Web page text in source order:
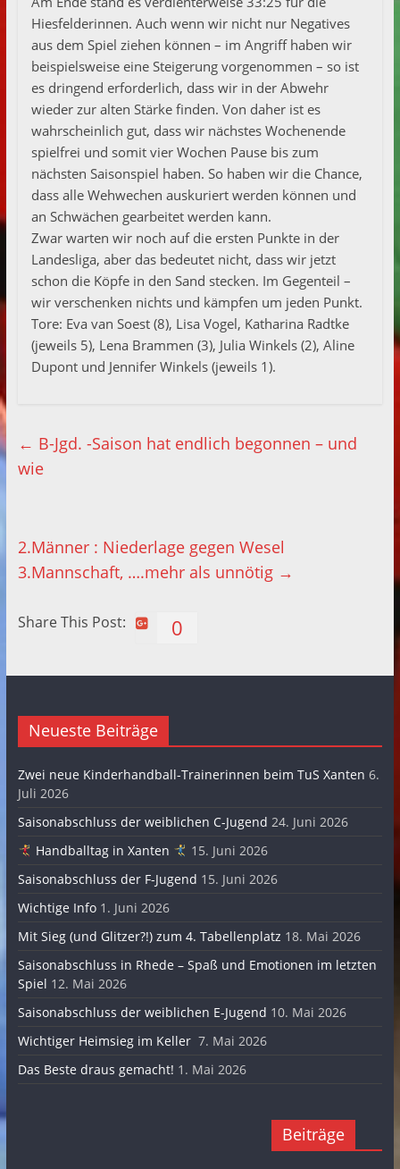
Hiesfelderinnen. Auch wenn wir nicht nur Negatives
aus dem Spiel ziehen können – im Angriff haben wir
beispielsweise eine Steigerung vorgenommen – so ist
es dringend erforderlich, dass wir in der Abwehr
wieder zur alten Stärke finden. Von daher ist es
wahrscheinlich gut, dass wir nächstes Wochenende
spielfrei und somit vier Wochen Pause bis zum
nächsten Saisonspiel haben. So haben wir die Chance,
dass alle Wehwechen auskuriert werden können und
an Schwächen gearbeitet werden kann.
Zwar warten wir noch auf die ersten Punkte in der
Landesliga, aber das bedeutet nicht, dass wir jetzt
schon die Köpfe in den Sand stecken. Im Gegenteil –
wir verschenken nichts und kämpfen um jeden Punkt.
Tore: Eva van Soest (8), Lisa Vogel, Katharina Radtke
(jeweils 5), Lena Brammen (3), Julia Winkels (2), Aline
Dupont und Jennifer Winkels (jeweils 1).
← B-Jgd. -Saison hat endlich begonnen – und
wie
2.Männer : Niederlage gegen Wesel
3.Mannschaft, ….mehr als unnötig →
Share This Post: 0
Neueste Beiträge
Zwei neue Kinderhandball-Trainerinnen beim TuS Xanten 6.
Juli 2026
Saisonabschluss der weiblichen C-Jugend 24. Juni 2026
Handballtag in Xanten
15. Juni 2026
Saisonabschluss der F-Jugend 15. Juni 2026
Wichtige Info 1. Juni 2026
Mit Sieg (und Glitzer?!) zum 4. Tabellenplatz 18. Mai 2026
Saisonabschluss in Rhede – Spaß und Emotionen im letzten
Spiel 12. Mai 2026
Saisonabschluss der weiblichen E-Jugend 10. Mai 2026
Wichtiger Heimsieg im Keller 7. Mai 2026
Das Beste draus gemacht! 1. Mai 2026
Beiträge